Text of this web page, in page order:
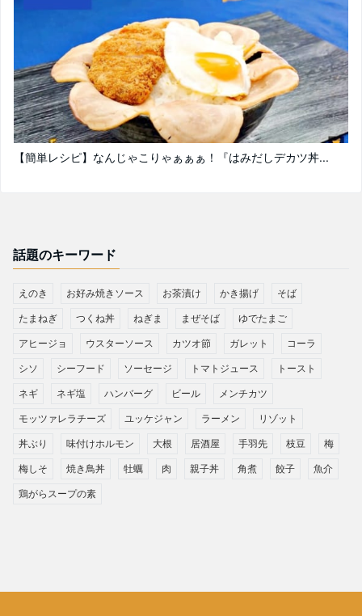
【簡単レシピ】なんじゃこりゃぁぁぁ！『はみだしデカツ丼...
話題のキーワード
えのき お好み焼きソース お茶漬け かき揚げ そば
たまねぎ つくね丼 ねぎま まぜそば ゆでたまご
アヒージョ ウスターソース カツオ節 ガレット コーラ
シソ シーフード ソーセージ トマトジュース トースト
ネギ ネギ塩 ハンバーグ ビール メンチカツ
モッツァレラチーズ ユッケジャン ラーメン リゾット
丼ぶり 味付けホルモン 大根 居酒屋 手羽先 枝豆 梅
梅しそ 焼き鳥丼 牡蠣 肉 親子丼 角煮 餃子 魚介
鶏がらスープの素